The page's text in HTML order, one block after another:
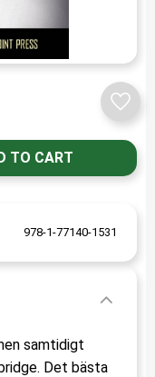
Add
978-1-77140-1531
samtidigt
Det bästa